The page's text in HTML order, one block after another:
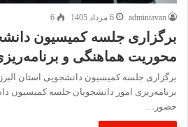
admintavan 6 مرداد 1405 6
برگزاری جلسه کمیسیون
محوریت هماهنگی و
برگزاری جلسه کمیسیون دانشجویی استان
برنامه‌ریزی امور دانشجویان جلسه کمیسیون
حضور…